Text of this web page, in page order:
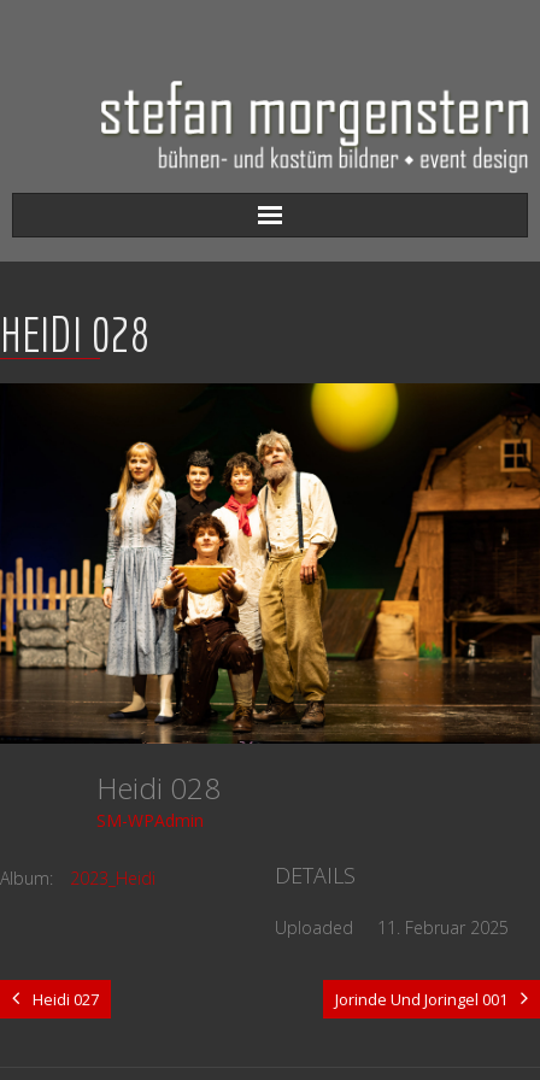
Aktuell
Werkverzeichnis
Biografie
HEIDI 028
Heidi 028
SM-WPAdmin
Album: 2023_Heidi DETAILS
Uploaded 11. Februar 2025
Heidi 027 Jorinde Und Joringel 001